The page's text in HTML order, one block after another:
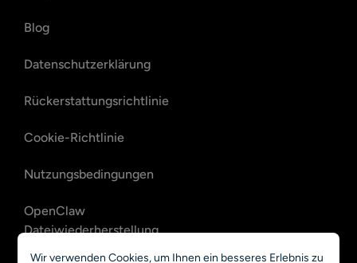
Blog
Datenschutzerklärung
Rückerstattungsrichtlinie
Cookie-Richtlinie
Nutzungsbedingungen
OpenClaw
Dateiwiederherstellung
Wir verwenden Cookies, um Ihnen ein besseres Erlebnis zu